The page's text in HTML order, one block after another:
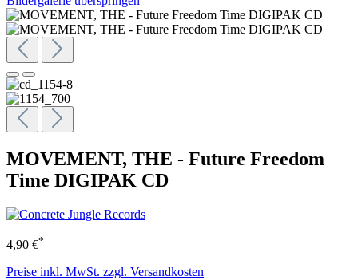
MOVEMENT, THE - Future Freedom
Time DIGIPAK CD
4,90 €*
Preise inkl. MwSt. zzgl. Versandkosten